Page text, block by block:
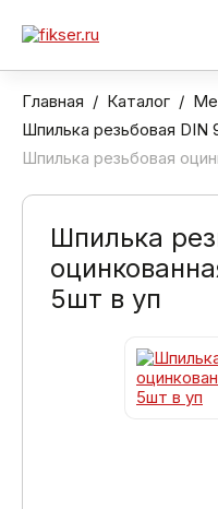
Главная Каталог
Шпилька резьбовая DIN
Шпилька резьбовая
Шпилька
5шт в уп